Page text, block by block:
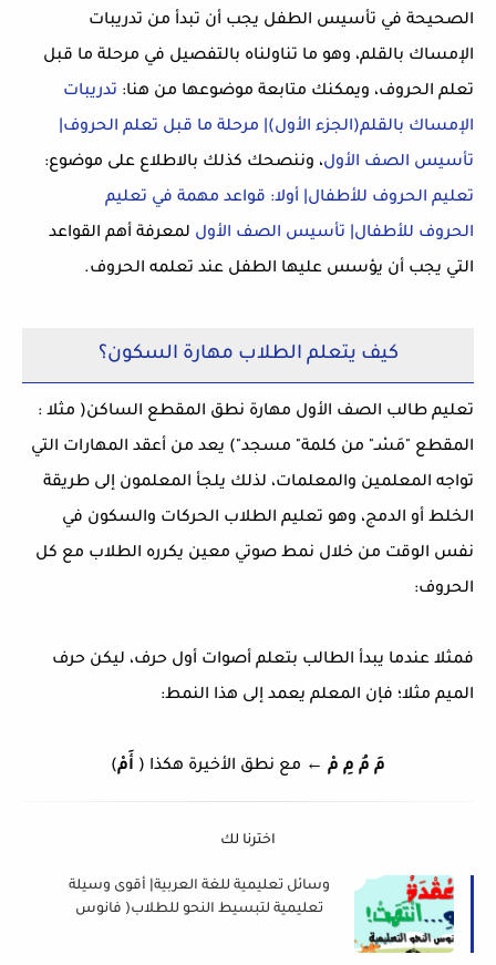
الصحيحة في تأسيس الطفل يجب أن تبدأ من تدريبات
الإمساك بالقلم، وهو ما تناولناه بالتفصيل في مرحلة ما قبل
تعلم الحروف، ويمكنك متابعة موضوعها من هنا: تدريبات
الإمساك بالقلم(الجزء الأول)| مرحلة ما قبل تعلم الحروف|
تأسيس الصف الأول، وننصحك كذلك بالاطلاع على موضوع:
تعليم الحروف للأطفال| أولا: قواعد مهمة في تعليم
الحروف للأطفال| تأسيس الصف الأول لمعرفة أهم القواعد
التي يجب أن يؤسس عليها الطفل عند تعلمه الحروف.
كيف يتعلم الطلاب مهارة السكون؟
تعليم طالب الصف الأول مهارة نطق المقطع الساكن( مثلا :
المقطع "مَسْـ" من كلمة" مسجد") يعد من أعقد المهارات التي
تواجه المعلمين والمعلمات، لذلك يلجأ المعلمون إلى طريقة
الخلط أو الدمج، وهو تعليم الطلاب الحركات والسكون في
نفس الوقت من خلال نمط صوتي معين يكرره الطلاب مع كل
الحروف:
فمثلا عندما يبدأ الطالب بتعلم أصوات أول حرف، ليكن حرف
الميم مثلا؛ فإن المعلم يعمد إلى هذا النمط:
مَ مُ مِ مْ ← مع نطق الأخيرة هكذا ( أَمْ)
اخترنا لك
وسائل تعليمية للغة العربية| أقوى وسيلة
تعليمية لتبسيط النحو للطلاب( فانوس